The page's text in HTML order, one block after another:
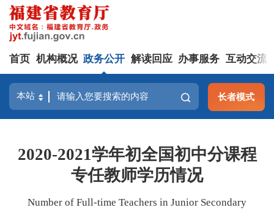
首页 机构概况 政务公开 解读回应 办事服务 互动交流
长者模式
2020-2021学年初全国初中分课程
专任教师学历情况
Number of Full-time Teachers in Junior Secondary